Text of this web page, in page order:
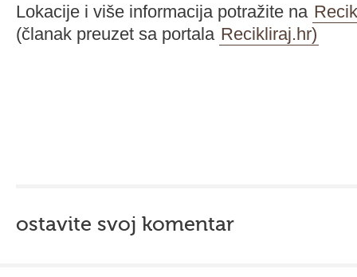
Lokacije i više informacija potražite na
(članak preuzet sa portala Recikliraj.hr)
ostavite svoj komentar